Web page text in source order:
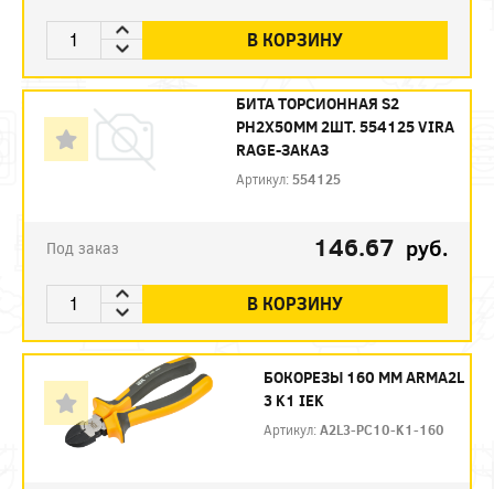
В КОРЗИНУ
БИТА ТОРСИОННАЯ S2
PH2X50ММ 2ШТ. 554125 VIRA
RAGE-ЗАКАЗ
Артикул: 554125
Под заказ 146.67 руб.
В КОРЗИНУ
БОКОРЕЗЫ 160 ММ ARMA2L
3 K1 IEK
Артикул:A2L3-PC10-K1-160